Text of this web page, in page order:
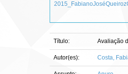
Título: Avaliação
Autor(es): Costa,